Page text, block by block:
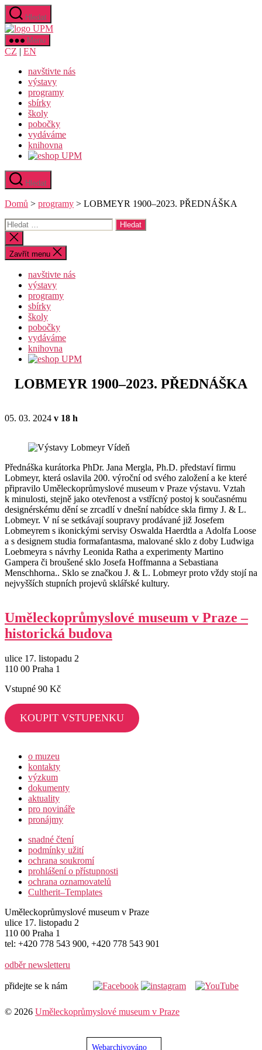
Přejít
obsahu
Hledat
Uměleckoprůmyslové
Menu
CZ | EN
navštivte nás
výstavy
programy
sbírky
školy
pobočky
vydáváme
knihovna
Hledat
Domů > programy > LOBMEYR 1900–2023. PŘEDNÁŠKA
Výsledky
vyhledávání:
Zavřít
vyhledávání
Zavřít menu
navštivte nás
výstavy
programy
sbírky
školy
pobočky
vydáváme
knihovna
LOBMEYR 1900–2023. PŘEDNÁŠKA
05. 03. 2024 v 18 h
Přednáška kurátorka PhDr. Jana Mergla, Ph.D. představí firmu
Lobmeyr, která oslavila 200. výroční od svého založení a ke které
připravilo Uměleckoprůmyslové museum v Praze výstavu. Vztah
k minulosti, stejně jako otevřenost a vstřícný postoj k současnému
designérskému dění se zrcadlí v dnešní nabídce skla firmy J. & L.
Lobmeyr. V ní se setkávají soupravy prodávané již Josefem
Lobmeyrem s ikonickými servisy Oswalda Haerdtla a Adolfa Loose
a s designem studia formafantasma, malované sklo z doby Ludwiga
Loebmeyra s návrhy Leonida Ratha a experimenty Martino
Gampera či broušené sklo Josefa Hoffmanna a Sebastiana
Menschhorna.. Sklo se značkou J. & L. Lobmeyr proto vždy stojí na
nejvyšších stupních projevů sklářské kultury.
Uměleckoprůmyslové museum v Praze –
historická budova
ulice 17. listopadu 2
110 00 Praha 1
Vstupné 90 Kč
KOUPIT VSTUPENKU
o muzeu
kontakty
výzkum
dokumenty
aktuality
pro novináře
pronájmy
snadné čtení
podmínky užití
ochrana soukromí
prohlášení o přístupnosti
ochrana oznamovatelů
Cultherit–Templates
Uměleckoprůmyslové museum v Praze
ulice 17. listopadu 2
110 00 Praha 1
tel: +420 778 543 900, +420 778 543 901
odběr newsletteru
přidejte se k nám
© 2026 Uměleckoprůmyslové museum v Praze
Webarchivováno